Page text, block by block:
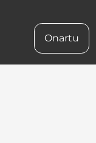
Onartu